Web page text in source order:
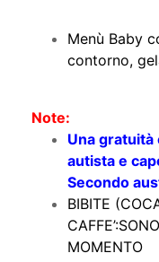
Menù Baby
contorno,
Note:
Una
autista e
Secondo
BIBITE
MOMENTO